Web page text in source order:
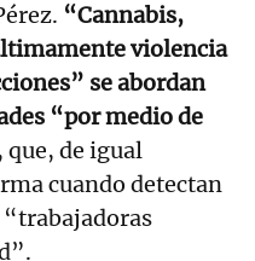
“Cannabis,
violencia
se abordan
“por medio de
, que, de igual
cuando detectan
“trabajadoras